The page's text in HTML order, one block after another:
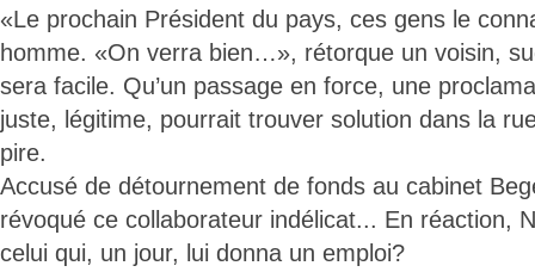
«Le prochain Président du pays, ces gens le
homme. «On verra bien…», rétorque un voisin,
sera facile. Qu’un passage en force, une
juste, légitime, pourrait trouver solution dans la
pire.
Accusé de détournement de fonds au cabinet
révoqué ce collaborateur indélicat... En réaction,
celui qui, un jour, lui donna un emploi?